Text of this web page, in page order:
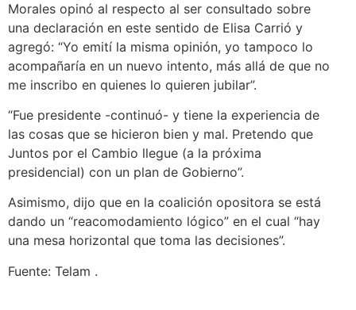
Morales opinó al respecto al ser consultado sobre
una declaración en este sentido de Elisa Carrió y
agregó: “Yo emití la misma opinión, yo tampoco lo
acompañaría en un nuevo intento, más allá de que no
me inscribo en quienes lo quieren jubilar”.
“Fue presidente -continuó- y tiene la experiencia de
las cosas que se hicieron bien y mal. Pretendo que
Juntos por el Cambio llegue (a la próxima
presidencial) con un plan de Gobierno”.
Asimismo, dijo que en la coalición opositora se está
dando un “reacomodamiento lógico” en el cual “hay
una mesa horizontal que toma las decisiones”.
Fuente: Telam .